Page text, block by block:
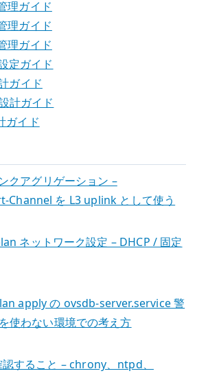
理ガイド
理ガイド
理ガイド
定ガイド
ガイド
計ガイド
ガイド
クアグリゲーション –
Channel を L3 uplink として使う
ネットワーク設定 – DHCP / 固定
apply の ovsdb-server.service 警
使わない環境での考え方
すること – chrony、ntpd、